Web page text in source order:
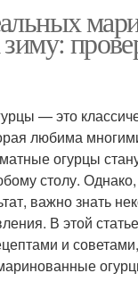
— это
любима
огурцы
столу.
важно знать
В этой
и